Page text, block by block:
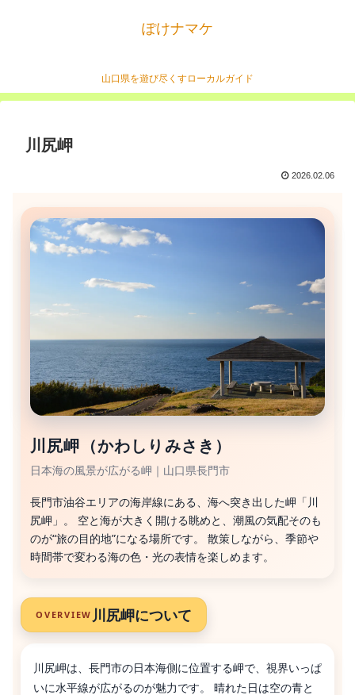
ぽけナマケ
山口県を遊び尽くすローカルガイド
川尻岬
2026.02.06
川尻岬（かわしりみさき）
日本海の風景が広がる岬｜山口県長門市
長門市油谷エリアの海岸線にある、海へ突き出した岬「川
尻岬」。 空と海が大きく開ける眺めと、潮風の気配そのも
のが“旅の目的地”になる場所です。 散策しながら、季節や
時間帯で変わる海の色・光の表情を楽しめます。
OVERVIEW 川尻岬について
川尻岬は、長門市の日本海側に位置する岬で、視界いっぱ
いに水平線が広がるのが魅力です。 晴れた日は空の青と